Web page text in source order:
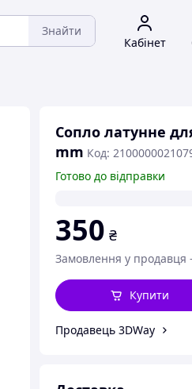
Знайти
Кабінет
Сопло латунне
mm Код:
Готово до відправки
350 ₴
Замовлення у продавця
Купити
Продавець 3DWay